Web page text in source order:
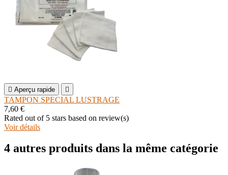
 Aperçu rapide 
TAMPON SPECIAL LUSTRAGE
7,60 €
Rated out of 5 stars based on review(s)
Voir détails
4 autres produits dans la même catégorie